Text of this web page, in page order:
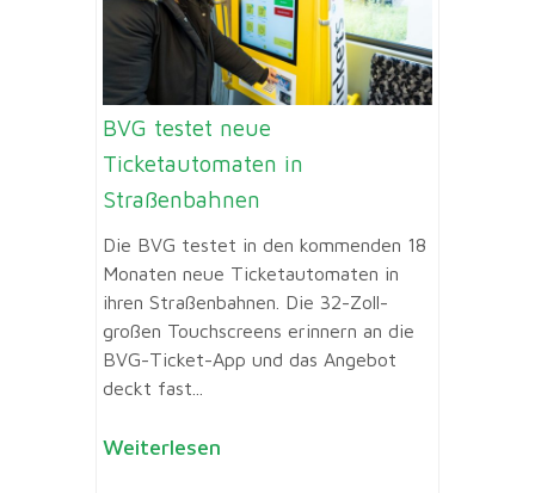
BVG testet neue
Ticketautomaten in
Straßenbahnen
Die BVG testet in den kommenden 18
Monaten neue Ticketautomaten in
ihren Straßenbahnen. Die 32-Zoll-
großen Touchscreens erinnern an die
BVG-Ticket-App und das Angebot
deckt fast...
Weiterlesen